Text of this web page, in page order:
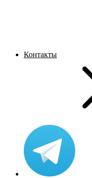
Контакты